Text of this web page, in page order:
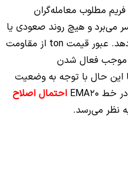
مطلوب معامله‌گران
می‌برد و هیچ روند صعودی یا
نزولی پرقدرتی را از خود نشان نمی‌دهد. عبور قیمت ton از مقاومت
می‌تواند موجب فعال شدن
این حال با توجه به وضعیت
احتمال اصلاح
نظر می‌رسد.